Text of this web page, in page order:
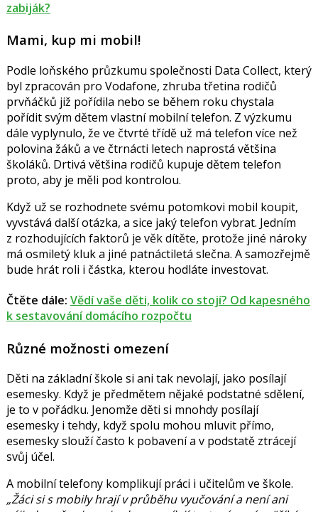
zabiják?
Mami, kup mi mobil!
Podle loňského průzkumu společnosti Data Collect, který
byl zpracován pro Vodafone, zhruba třetina rodičů
prvňáčků již pořídila nebo se během roku chystala
pořídit svým dětem vlastní mobilní telefon. Z výzkumu
dále vyplynulo, že ve čtvrté třídě už má telefon více než
polovina žáků a ve čtrnácti letech naprostá většina
školáků. Drtivá většina rodičů kupuje dětem telefon
proto, aby je měli pod kontrolou.
Když už se rozhodnete svému potomkovi mobil koupit,
vyvstává další otázka, a sice jaký telefon vybrat. Jedním
z rozhodujících faktorů je věk dítěte, protože jiné nároky
má osmiletý kluk a jiné patnáctiletá slečna. A samozřejmě
bude hrát roli i částka, kterou hodláte investovat.
Čtěte dále: Vědí vaše děti, kolik co stojí? Od kapesného
k sestavování domácího rozpočtu
Různé možnosti omezení
Děti na základní škole si ani tak nevolají, jako posílají
esemesky. Když je předmětem nějaké podstatné sdělení,
je to v pořádku. Jenomže děti si mnohdy posílají
esemesky i tehdy, když spolu mohou mluvit přímo,
esemesky slouží často k pobavení a v podstatě ztrácejí
svůj účel.
A mobilní telefony komplikují práci i učitelům ve škole.
„Žáci si s mobily hrají v průběhu vyučování a není ani